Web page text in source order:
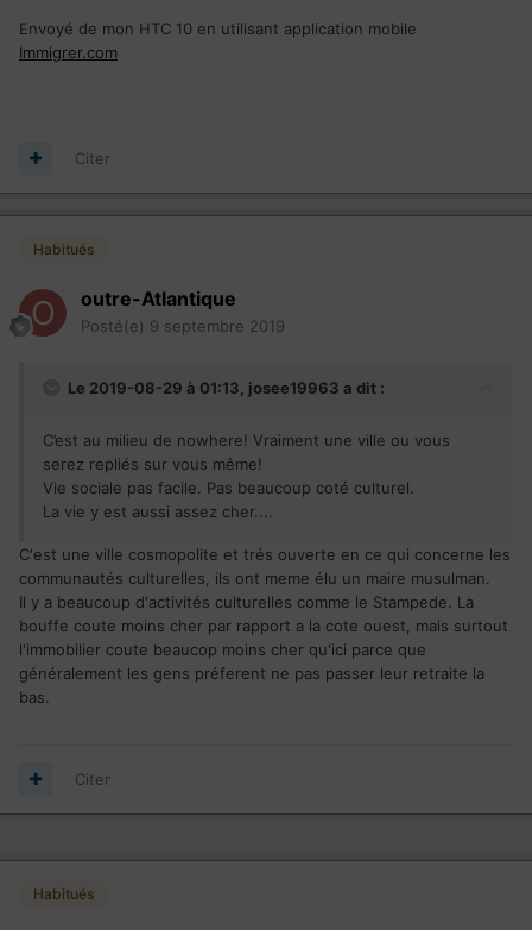
Envoyé de mon HTC 10 en utilisant application mobile
Immigrer.com
Citer
Habitués
outre-Atlantique
Posté(e) 9 septembre 2019
Le 2019-08-29 à 01:13, josee19963 a dit :
C’est au milieu de nowhere! Vraiment une ville ou vous
serez repliés sur vous même!
Vie sociale pas facile. Pas beaucoup coté culturel.
La vie y est aussi assez cher....
C'est une ville cosmopolite et trés ouverte en ce qui concerne les
communautés culturelles, ils ont meme élu un maire musulman.
Il y a beaucoup d'activités culturelles comme le Stampede. La
bouffe coute moins cher par rapport a la cote ouest, mais surtout
l'immobilier coute beaucop moins cher qu'ici parce que
généralement les gens préferent ne pas passer leur retraite la
bas.
Citer
Habitués